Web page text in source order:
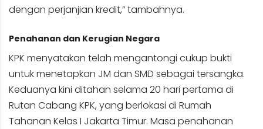
dengan perjanjian kredit,” tambahnya.
Penahanan dan Kerugian Negara
KPK menyatakan telah mengantongi cukup bukti
untuk menetapkan JM dan SMD sebagai tersangka.
Keduanya kini ditahan selama 20 hari pertama di
Rutan Cabang KPK, yang berlokasi di Rumah
Tahanan Kelas I Jakarta Timur. Masa penahanan